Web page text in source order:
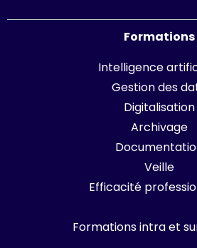
Formations
Intelligence
Gestion des
Digitalisation
Archivage
Veille
Efficacité
Formations intra et